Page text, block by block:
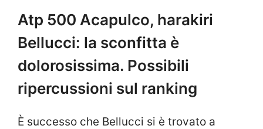
Atp 500 Acapulco, harakiri
Bellucci: la sconfitta è
dolorosissima. Possibili
ripercussioni sul ranking
È successo che Bellucci si è trovato a